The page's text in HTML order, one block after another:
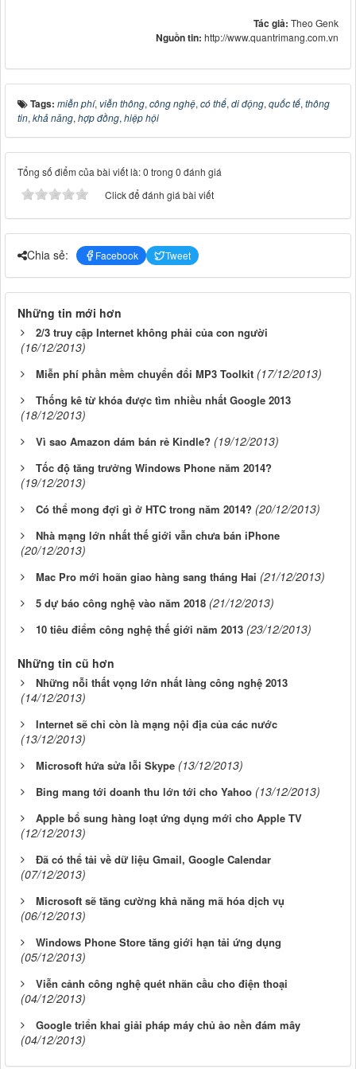
Tác giả: Theo Genk
Nguồn tin: http://www.quantrimang.com.vn
Tags: miễn phí, viễn thông, công nghệ, có thể, di động, quốc tế, thông
tin, khả năng, hợp đồng, hiệp hội
Tổng số điểm của bài viết là: 0 trong 0 đánh giá
Click để đánh giá bài viết
Chia sẻ: Facebook Tweet
Những tin mới hơn
2/3 truy cập Internet không phải của con người
(16/12/2013)
Miễn phí phần mềm chuyển đổi MP3 Toolkit (17/12/2013)
Thống kê từ khóa được tìm nhiều nhất Google 2013
(18/12/2013)
Vì sao Amazon dám bán rẻ Kindle? (19/12/2013)
Tốc độ tăng trưởng Windows Phone năm 2014?
(19/12/2013)
Có thể mong đợi gì ở HTC trong năm 2014? (20/12/2013)
Nhà mạng lớn nhất thế giới vẫn chưa bán iPhone
(20/12/2013)
Mac Pro mới hoãn giao hàng sang tháng Hai (21/12/2013)
5 dự báo công nghệ vào năm 2018 (21/12/2013)
10 tiêu điểm công nghệ thế giới năm 2013 (23/12/2013)
Những tin cũ hơn
Những nỗi thất vọng lớn nhất làng công nghệ 2013
(14/12/2013)
Internet sẽ chỉ còn là mạng nội địa của các nước
(13/12/2013)
Microsoft hứa sửa lỗi Skype (13/12/2013)
Bing mang tới doanh thu lớn tới cho Yahoo (13/12/2013)
Apple bổ sung hàng loạt ứng dụng mới cho Apple TV
(12/12/2013)
Đã có thể tải về dữ liệu Gmail, Google Calendar
(07/12/2013)
Microsoft sẽ tăng cường khả năng mã hóa dịch vụ
(06/12/2013)
Windows Phone Store tăng giới hạn tải ứng dụng
(05/12/2013)
Viễn cảnh công nghệ quét nhãn cầu cho điện thoại
(04/12/2013)
Google triển khai giải pháp máy chủ ảo nền đám mây
(04/12/2013)